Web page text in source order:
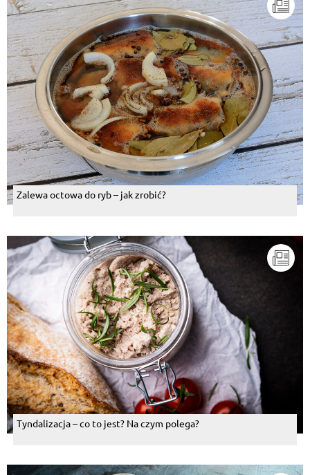
Zalewa octowa do ryb – jak zrobić?
Tyndalizacja – co to jest? Na czym polega?